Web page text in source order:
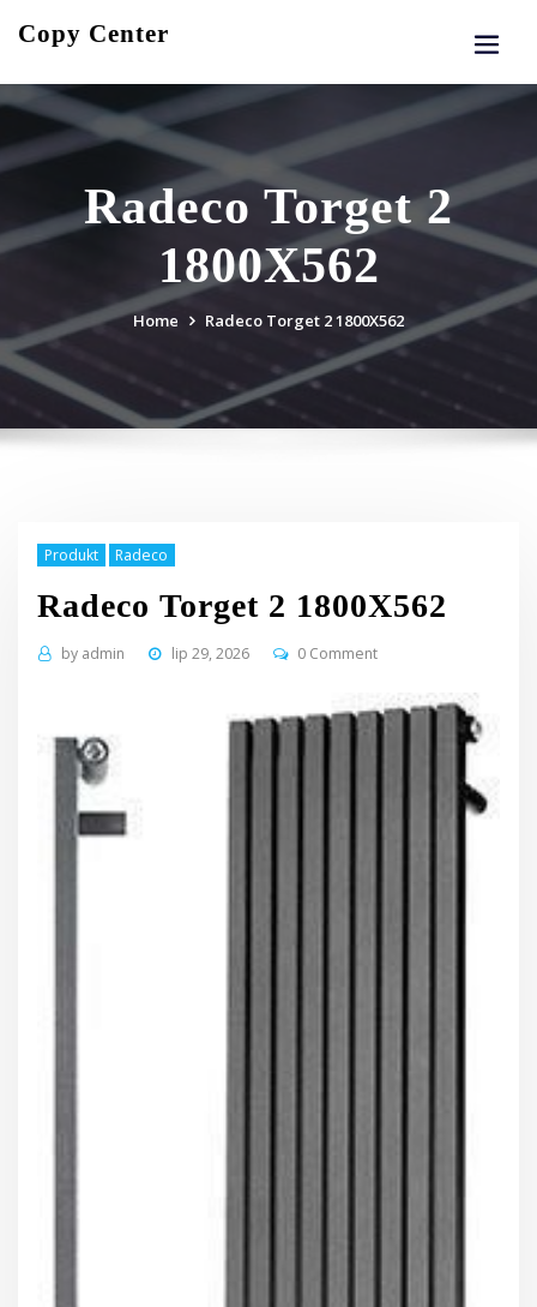
Copy Center
Radeco Torget 2
1800X562
Home Radeco Torget 2 1800X562
Produkt Radeco
Radeco Torget 2 1800X562
by admin lip 29, 2026 0 Comment